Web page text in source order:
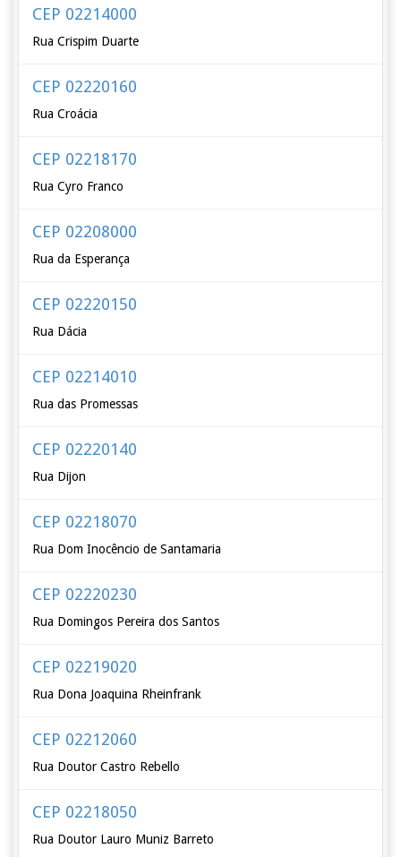
CEP 02214000
Rua Crispim Duarte
CEP 02220160
Rua Croácia
CEP 02218170
Rua Cyro Franco
CEP 02208000
Rua da Esperança
CEP 02220150
Rua Dácia
CEP 02214010
Rua das Promessas
CEP 02220140
Rua Dijon
CEP 02218070
Rua Dom Inocêncio de Santamaria
CEP 02220230
Rua Domingos Pereira dos Santos
CEP 02219020
Rua Dona Joaquina Rheinfrank
CEP 02212060
Rua Doutor Castro Rebello
CEP 02218050
Rua Doutor Lauro Muniz Barreto